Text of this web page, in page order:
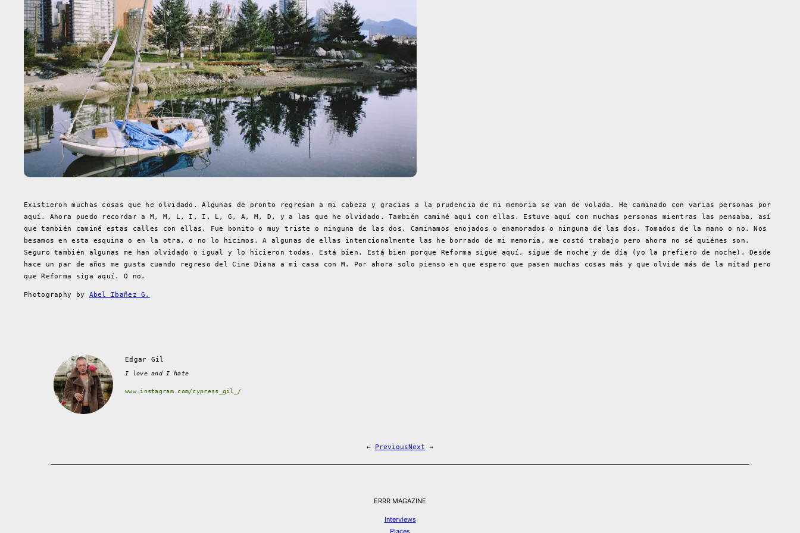
Existieron muchas cosas que he olvidado. Algunas de pronto regresan a mi cabeza y gracias a la prudencia de mi memoria se van de volada. He caminado con varias personas por
aquí. Ahora puedo recordar a M, M, L, I, I, L, G, A, M, D, y a las que he olvidado. También caminé aquí con ellas. Estuve aquí con muchas personas mientras las pensaba, así
que también caminé estas calles con ellas. Fue bonito o muy triste o ninguna de las dos. Caminamos enojados o enamorados o ninguna de las dos. Tomados de la mano o no. Nos
besamos en esta esquina o en la otra, o no lo hicimos. A algunas de ellas intencionalmente las he borrado de mi memoria, me costó trabajo pero ahora no sé quiénes son.
Seguro también algunas me han olvidado o igual y lo hicieron todas. Está bien. Está bien porque Reforma sigue aquí, sigue de noche y de día (yo la prefiero de noche). Desde
hace un par de años me gusta cuando regreso del Cine Diana a mi casa con M. Por ahora solo pienso en que espero que pasen muchas cosas más y que olvide más de la mitad pero
que Reforma siga aquí. O no.
Photography by Abel Ibañez G.
Edgar Gil
I love and I hate
www.instagram.com/cypress_gil_/
← PreviousNext →
ERRR MAGAZINE
Interviews
Places